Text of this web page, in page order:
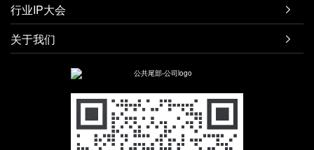
行业IP大会 
关于我们 